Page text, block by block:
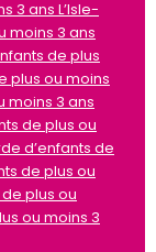
3 ans L’Isle-
moins 3 ans
de plus
plus ou moins
moins 3 ans
de plus ou
d’enfants de
de plus ou
plus ou
ou moins 3